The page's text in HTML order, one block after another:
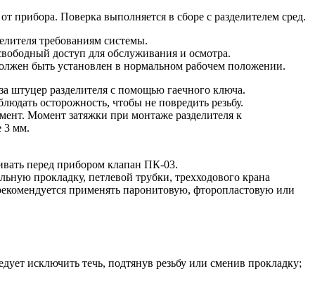
прибора. Поверка выполняется в сборе с разделителем сред.
требованиям системы.
доступ для обслуживания и осмотра.
быть установлен в нормальном рабочем положении.
штуцер разделителя с помощью гаечного ключа.
осторожность, чтобы не повредить резьбу.
Момент затяжки при монтаже разделителя к
3 мм.
перед прибором клапан ПК-03.
прокладку, петлевой трубки, трехходового крана
применять паронитовую, фторопластовую или
исключить течь, подтянув резьбу или сменив прокладку;